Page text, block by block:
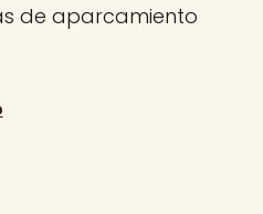
de aparcamiento